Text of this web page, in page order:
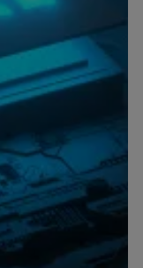
seleccionando
esta página web o
consulta